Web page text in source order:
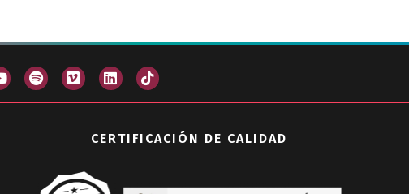
CERTIFICACIÓN DE CALIDAD